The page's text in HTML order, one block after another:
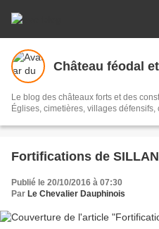
Château féodal
Le blog des châteaux forts et des
Églises, cimetières, villages
Fortifications de
Publié le 20/10/2016 à 07:30
Par Le Chevalier Dauphinois